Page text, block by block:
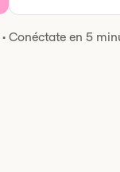
·Conéctate en 5